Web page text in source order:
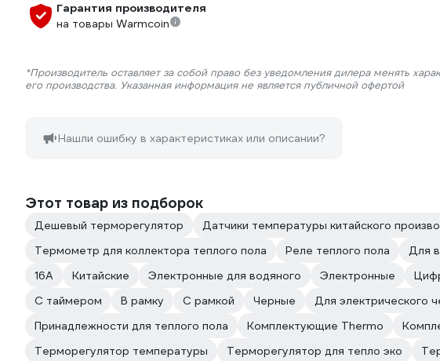
Гарантия производителя
на товары Warmcoin
*Производитель оставляет за собой право без уведомления дилера менять
его производства. Указанная информация не является публичной офертой
Нашли ошибку в характеристиках или описании?
Этот товар из подборок
Дешевый терморегулятор Датчики температуры китайского
Термометр для коллектора теплого пола
Реле теплого пола Для
16А
Китайские Электронные для водяного Электронные
С таймером
В рамку С рамкой Черные Для электрического
Принадлежности для теплого пола
Комплектующие Thermo
Терморегулятор температуры
Терморегулятор для тепло эко